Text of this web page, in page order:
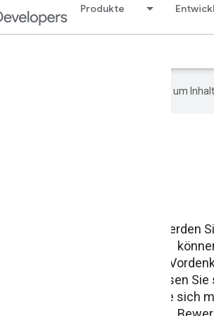
Produkte
Google verwendet KI-Technologie, um
Werden
lassen
Sie sich